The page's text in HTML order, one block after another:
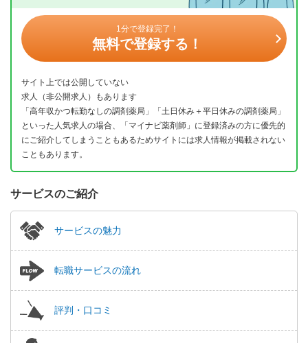
1分で登録完了！
無料で登録する！
サイト上では公開していない
求人（非公開求人）もあります
「高年収かつ転勤なしの調剤薬局」「土日休み＋平日休みの調剤薬局」
といった人気求人の場合、「マイナビ薬剤師」に登録済みの方に優先的
にご紹介してしまうこともあるためサイトには求人情報が掲載されない
こともあります。
サービスのご紹介
サービスの魅力
転職サービスの流れ
評判・口コミ